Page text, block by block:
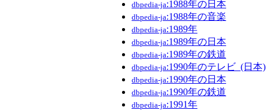
dbpedia-ja:1988年の日本
dbpedia-ja:1988年の音楽
dbpedia-ja:1989年
dbpedia-ja:1989年の日本
dbpedia-ja:1989年の鉄道
dbpedia-ja:1990年のテレビ_(日本)
dbpedia-ja:1990年の日本
dbpedia-ja:1990年の鉄道
dbpedia-ja:1991年